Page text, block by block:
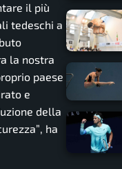
il più
tedeschi a
la nostra
paese
e
della
, ha